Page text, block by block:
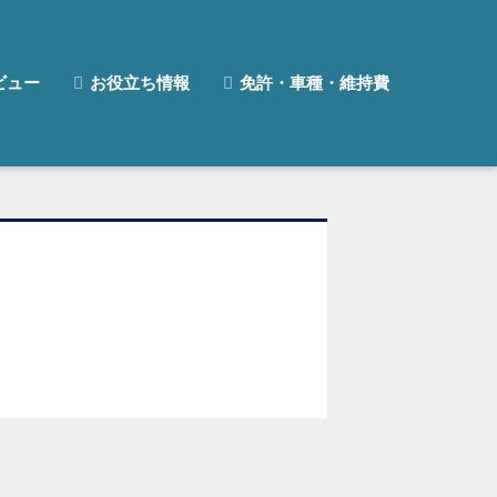
ュー お役立ち情報 免許・車種・維持費